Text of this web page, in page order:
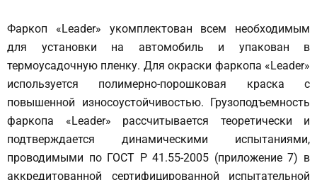
Фаркоп «Leader» укомплектован всем необходимым
для установки на автомобиль и упакован в
термоусадочную пленку. Для окраски фаркопа «Leader»
используется полимерно-порошковая краска с
повышенной износоустойчивостью. Грузоподъемность
фаркопа «Leader» рассчитывается теоретически и
подтверждается динамическими испытаниями,
проводимыми по ГОСТ Р 41.55-2005 (приложение 7) в
аккредитованной сертифицированной испытательной